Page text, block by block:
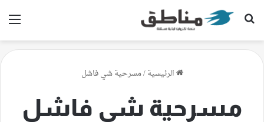
بحث عن
الرئيسية/مسرحية شي فاشل
مسرحية شي فاشل